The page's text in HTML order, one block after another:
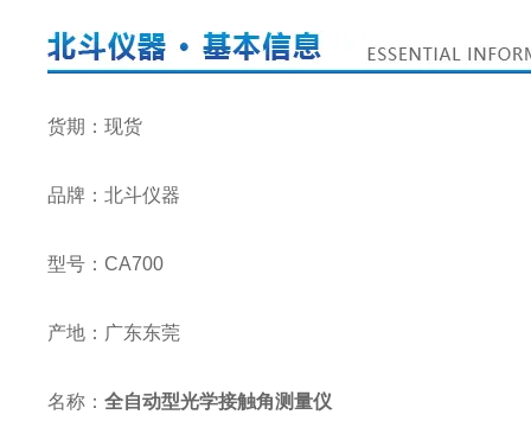
货期：现货
品牌：北斗仪器
型号：CA700
产地：广东东莞
名称： 全自动型光学接触角测量仪